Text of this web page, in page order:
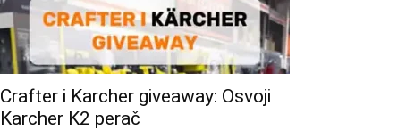
Crafter i Karcher giveaway: Osvoji
Karcher K2 perač